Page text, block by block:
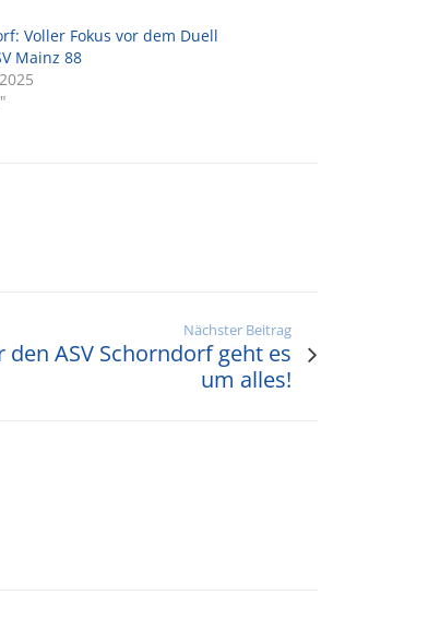
Voller Fokus vor dem Duell
Mainz 88
Nächster Beitrag
ASV Schorndorf geht es
um alles!